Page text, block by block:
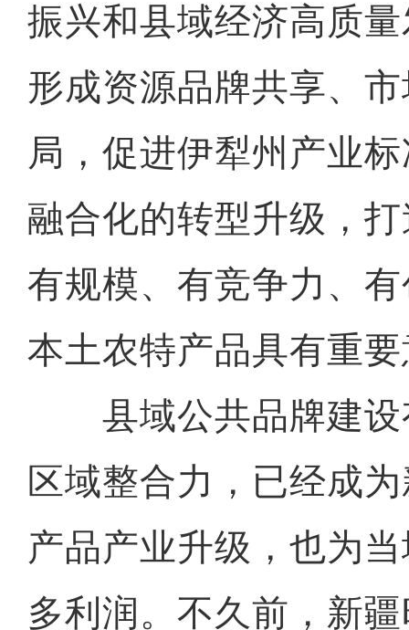
振兴和县域经济高质
形成资源品牌共享、
局，促进伊犁州产业
融合化的转型升级，
有规模、有竞争力、
本土农特产品具有重要
县域公共品牌建设
区域整合力，已经成
产品产业升级，也为
多利润。不久前，新